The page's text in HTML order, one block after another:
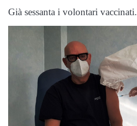
Già sessanta i volontari vaccinati.